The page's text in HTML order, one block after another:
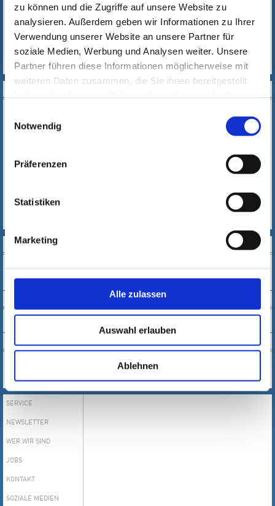
zu können und die Zugriffe auf unsere Website zu
analysieren. Außerdem geben wir Informationen zu Ihrer
Verwendung unserer Website an unsere Partner für
soziale Medien, Werbung und Analysen weiter. Unsere
Partner führen diese Informationen möglicherweise mit
weiteren Daten zusammen, die Sie ihnen bereitgestellt
Datenschutzhinweise
Notwendig
Präferenzen
Statistiken
Marketing
Alle zulassen
Auswahl erlauben
Ablehnen
Kurs alles Notwendige,
um unser digitales Lernsystem zu nutzen.
PDF
SOCIAL MEDIA
E-MAIL
SERVICE
NEWSLETTER
WER WIR SIND
JOBS
KONTAKT
SOZIALE MEDIEN